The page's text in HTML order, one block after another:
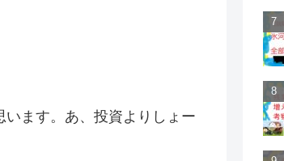
ます。あ、投資よりしょー